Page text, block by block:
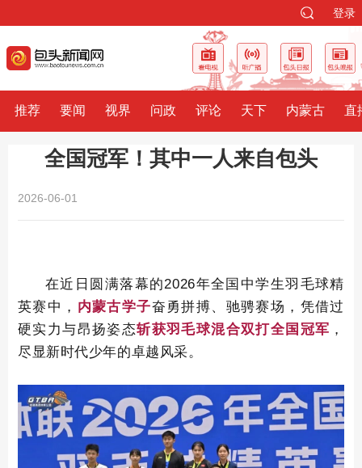
登录
推荐 要闻 视界 问政 评论 天下 内蒙古 直
全国冠军！其中一人来自包头
2026-06-01
在近日圆满落幕的2026年全国中学生羽毛球精
英赛中， 内蒙古学子奋勇拼搏、驰骋赛场，凭借过
硬实力与昂扬姿态斩获羽毛球混合双打全国冠军 ，
尽显新时代少年的卓越风采。